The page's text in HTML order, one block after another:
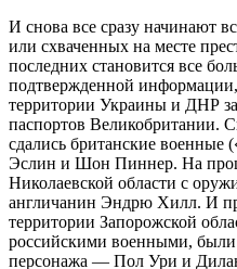
И снова все сразу начинают
или схваченных на месте
последних становится все
подтвержденной
территории Украины и ДНР
паспортов Великобритании.
сдались британские военные
Эслин и Шон Пиннер. На
Николаевской области с
англичанин Эндрю Хилл. И
территории Запорожской
российскими военными, были
персонажа — Пол Ури и